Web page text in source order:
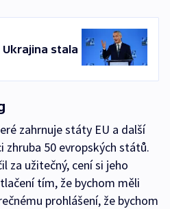
Ukrajina stala
zahrnuje státy EU a další
zhruba 50 evropských států.
za užitečný, cení si jeho
tím, že bychom měli
prohlášení, že bychom